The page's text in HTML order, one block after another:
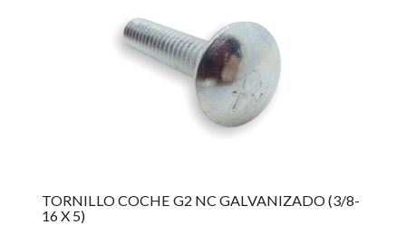
TORNILLO COCHE G2 NC GALVANIZADO (3/8-
16 X 5)